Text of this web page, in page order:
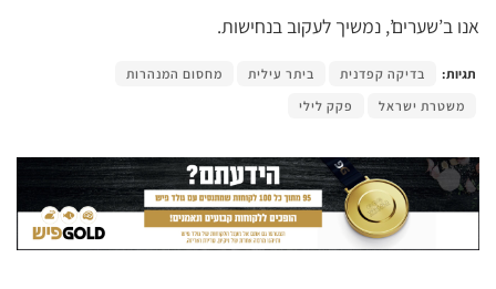
אנו ב’שערים’, נמשיך לעקוב בנחישות.
תגיות: בדיקה קפדנית ביתר עילית
מחסום המנהרות
משטרת ישראל
פקק לילי